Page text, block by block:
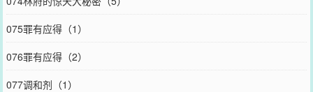
075罪有应得（1）
076罪有应得（2）
077调和剂（1）